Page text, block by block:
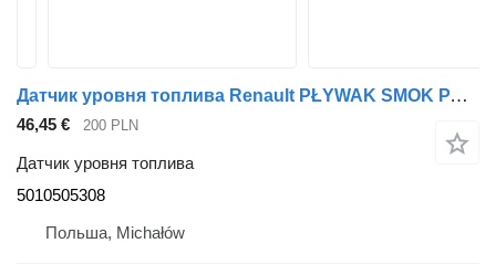
Датчик уровня топлива Renault PŁYWAK SMOK PALIWA 5010505308 для тягача Renault MIDLUM
46,45 € 200 PLN
Датчик уровня топлива
5010505308
Польша, Michałów